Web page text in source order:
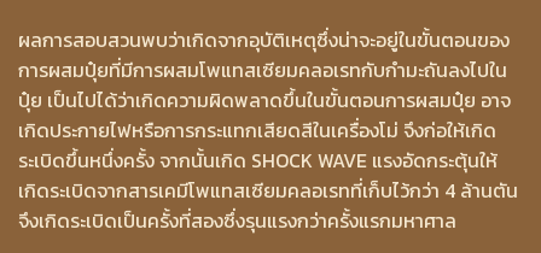
ผลการสอบสวนพบว่าเกิดจากอุบัติเหตุซึ่งน่าจะอยู่ในขั้นตอนของ
การผสมปุ๋ยที่มีการผสมโพแทสเซียมคลอเรทกับกำมะถันลงไปใน
ปุ๋ย เป็นไปได้ว่าเกิดความผิดพลาดขึ้นในขั้นตอนการผสมปุ๋ย อาจ
เกิดประกายไฟหรือการกระแทกเสียดสีในเครื่องโม่ จึงก่อให้เกิด
ระเบิดขึ้นหนึ่งครั้ง จากนั้นเกิด SHOCK WAVE แรงอัดกระตุ้นให้
เกิดระเบิดจากสารเคมีโพแทสเซียมคลอเรทที่เก็บไว้กว่า 4 ล้านตัน
จึงเกิดระเบิดเป็นครั้งที่สองซึ่งรุนแรงกว่าครั้งแรกมหาศาล